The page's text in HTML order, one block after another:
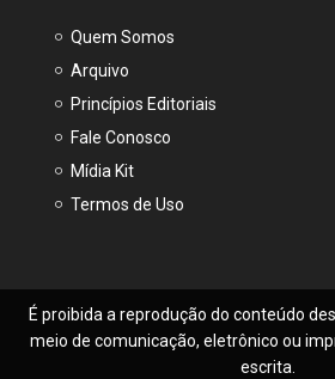
Quem Somos
Arquivo
Princípios Editoriais
Fale Conosco
Mídia Kit
Termos de Uso
É proibida a reprodução do conteúdo
meio de comunicação, eletrônico ou
escrita.